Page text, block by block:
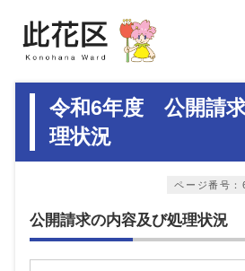
令和6年度 公開請
理状況
ページ番号：
公開請求の内容及び処理状況